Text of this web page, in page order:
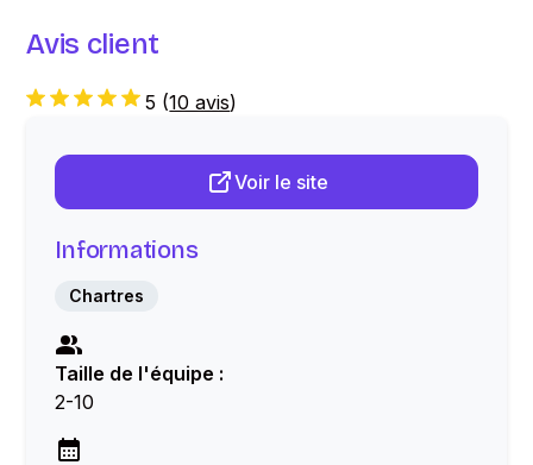
Avis client
5 (10 avis)
Voir le site
Informations
Chartres
Taille de l'équipe :
2-10